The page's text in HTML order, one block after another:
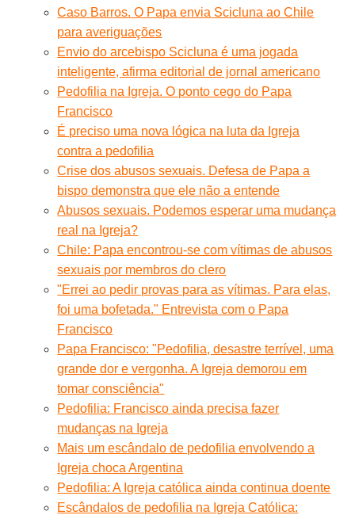
Caso Barros. O Papa envia Scicluna ao Chile
para averiguações
Envio do arcebispo Scicluna é uma jogada
inteligente, afirma editorial de jornal americano
Pedofilia na Igreja. O ponto cego do Papa
Francisco
É preciso uma nova lógica na luta da Igreja
contra a pedofilia
Crise dos abusos sexuais. Defesa de Papa a
bispo demonstra que ele não a entende
Abusos sexuais. Podemos esperar uma mudança
real na Igreja?
Chile: Papa encontrou-se com vítimas de abusos
sexuais por membros do clero
"Errei ao pedir provas para as vítimas. Para elas,
foi uma bofetada." Entrevista com o Papa
Francisco
Papa Francisco: "Pedofilia, desastre terrível, uma
grande dor e vergonha. A Igreja demorou em
tomar consciência"
Pedofilia: Francisco ainda precisa fazer
mudanças na Igreja
Mais um escândalo de pedofilia envolvendo a
Igreja choca Argentina
Pedofilia: A Igreja católica ainda continua doente
Escândalos de pedofilia na Igreja Católica: